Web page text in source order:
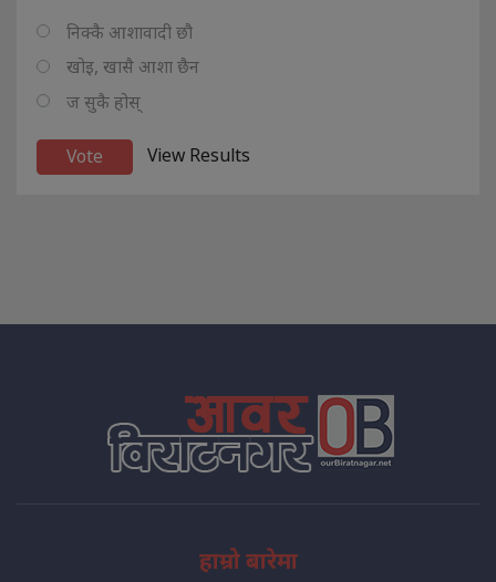
निक्कै आशावादी छौ
खोइ, खासै आशा छैन
ज सुकै होस्
View Results
हाम्रो बारेमा